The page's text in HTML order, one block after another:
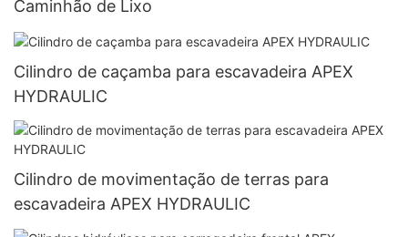
Caminhão de Lixo
Cilindro de caçamba para escavadeira APEX
HYDRAULIC
Cilindro de movimentação de terras para
escavadeira APEX HYDRAULIC